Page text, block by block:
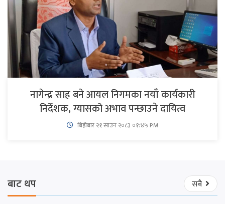
नागेन्द्र साह बने आयल निगमका नयाँ कार्यकारी
निर्देशक, ग्यासको अभाव पन्छाउने दायित्व
बिहीबार २१ साउन २०८३ ०१:४५ PM
बाट थप सबै